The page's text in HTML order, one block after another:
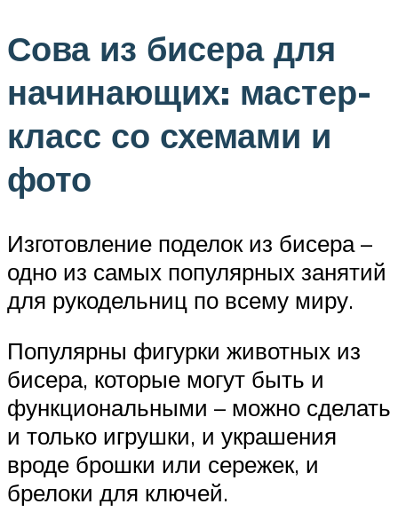
Сова из бисера для
начинающих: мастер-
класс со схемами и
фото
Изготовление поделок из бисера –
одно из самых популярных занятий
для рукодельниц по всему миру.
Популярны фигурки животных из
бисера, которые могут быть и
функциональными – можно сделать
и только игрушки, и украшения
вроде брошки или сережек, и
брелоки для ключей.